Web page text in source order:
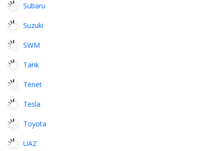
Subaru
Suzuki
SWM
Tank
Tenet
Tesla
Toyota
UAZ